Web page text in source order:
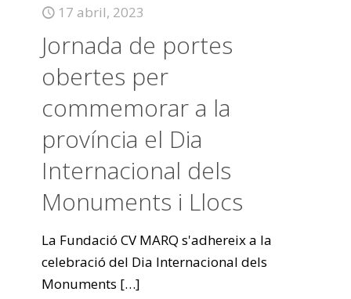
17 abril, 2023
Jornada de portes
obertes per
commemorar a la
província el Dia
Internacional dels
Monuments i Llocs
La Fundació CV MARQ s'adhereix a la
celebració del Dia Internacional dels
Monuments […]